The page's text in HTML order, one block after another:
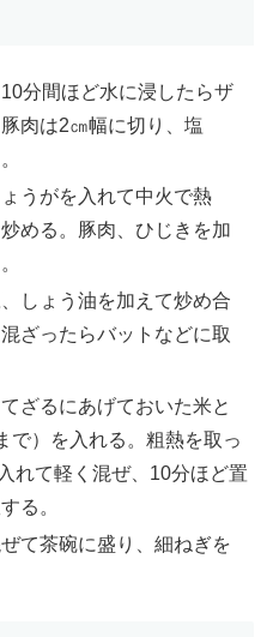
分間ほど水に浸したらザ
肉は2㎝幅に切り、塩
うがを入れて中火で熱
める。豚肉、ひじきを加
しょう油を加えて炒め合
ざったらバットなどに取
ざるにあげておいた米と
で）を入れる。粗熱を取っ
れて軽く混ぜ、10分ほど置
る。
て茶碗に盛り、細ねぎを